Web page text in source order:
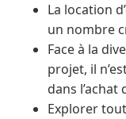
La location
un nombre
Face à la
projet, il
dans l’achat
Explorer